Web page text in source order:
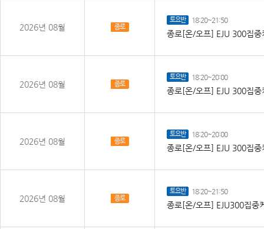
2026년 08월 종로
토요반 18:20~21:50
종로[온/오프] EJU 300집
2026년 08월 종로
토요반 18:20~20:00
종로[온/오프] EJU 300집
2026년 08월 종로
토요반 18:20~20:00
종로[온/오프] EJU 300집
2026년 08월 종로
토요반 18:20~21:50
종로[온/오프] EJU300집